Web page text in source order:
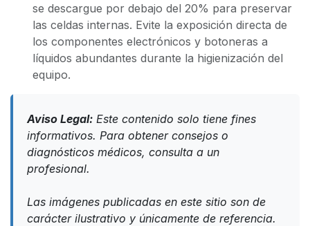
se descargue por debajo del 20% para preservar
las celdas internas. Evite la exposición directa de
los componentes electrónicos y botoneras a
líquidos abundantes durante la higienización del
equipo.
Aviso Legal: Este contenido solo tiene fines
informativos. Para obtener consejos o
diagnósticos médicos, consulta a un
profesional.
Las imágenes publicadas en este sitio son de
carácter ilustrativo y únicamente de referencia.